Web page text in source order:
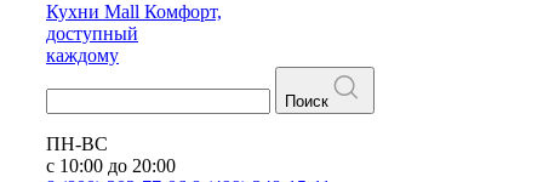
Кухни Mall Комфорт,
доступный
каждому
Поиск
ПН-ВС
с 10:00 до 20:00